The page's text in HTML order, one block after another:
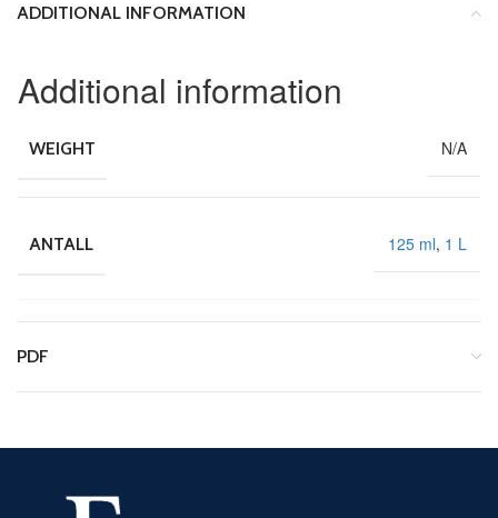
ADDITIONAL INFORMATION
Additional information
WEIGHT N/A
ANTALL 125 ml, 1 L
PDF